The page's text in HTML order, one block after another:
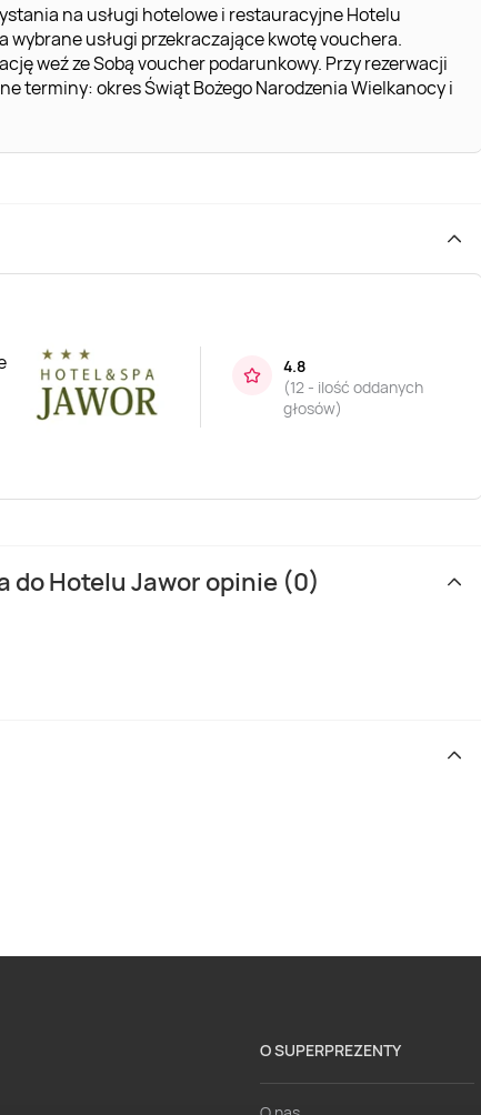
na usługi hotelowe i restauracyjne Hotelu
wybrane usługi przekraczające kwotę vouchera.
weź ze Sobą voucher podarunkowy. Przy rezerwacji
terminy: okres Świąt Bożego Narodzenia Wielkanocy i
4.8
(12 - ilość oddanych
głosów)
do Hotelu Jawor opinie (0)
O SUPERPREZENTY